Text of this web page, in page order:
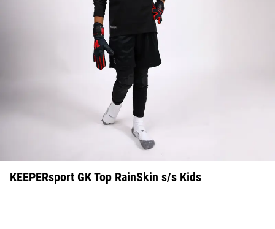
KEEPERsport GK Top RainSkin s/s Kids